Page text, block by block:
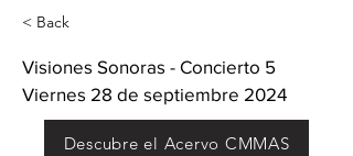
< Back
Visiones Sonoras - Concierto 5
Viernes 28 de septiembre 2024
Descubre el Acervo CMMAS